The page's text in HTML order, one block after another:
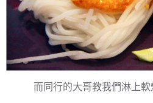
而同行的大哥教我們淋上